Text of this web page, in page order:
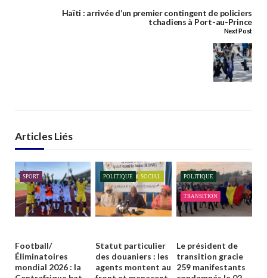
Haïti : arrivée d’un premier contingent de policiers
tchadiens à Port-au-Prince
Next Post
Articles Liés
SPORT
Football/
Éliminatoires
mondial 2026 : la
POLITIQUE SOCIAL
Statut particulier
des douaniers : les
agents montent au
POLITIQUE
TRANSITION
Le président de
transition gracie
259 manifestants